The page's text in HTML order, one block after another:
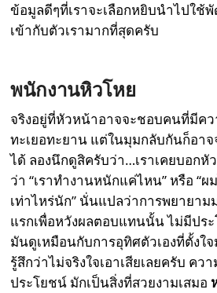
ข้อมูลดีๆที่เราจะเลือกหยิบนำไปใช้
เข้ากับตัวเรามากที่สุดครับ
พนักงานหิวโหย
จริงอยู่ที่หัวหน้าอาจจะชอบคนที่มีค
ทะเยอทะยาน แต่ในมุมกลับกันก็อาจ
ได้ ลองนึกดูสิครับว่า…เราเคยบอกหั
ว่า “เราทำงานหนักแค่ไหน” หรือ “
เท่าไหร่นัก” นั่นแปลว่าการพยายา
แรกเพื่อหวังผลตอบแทนนั้น ไม่มีประ
มันดูเหมือนกับการอุทิศตัวเองที่ตั้งใ
รู้สึกว่าไม่จริงใจเอาเสียเลยครับ คว
ประโยชน์ มักเป็นสิ่งที่สวยงามเสมอ